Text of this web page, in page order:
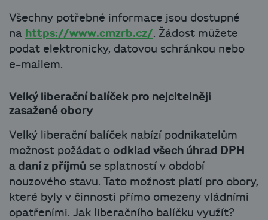
Všechny potřebné informace jsou dostupné
na https://www.cmzrb.cz/. Žádost můžete
podat elektronicky, datovou schránkou nebo
e-mailem.
Velký liberační balíček pro nejcitelněji
zasažené obory
Velký liberační balíček nabízí podnikatelům
možnost požádat o odklad všech úhrad DPH
a daní z příjmů se splatností v období
nouzového stavu. Tato možnost platí pro obory,
které byly v činnosti přímo omezeny vládními
opatřeními. Jak liberačního balíčku využít?